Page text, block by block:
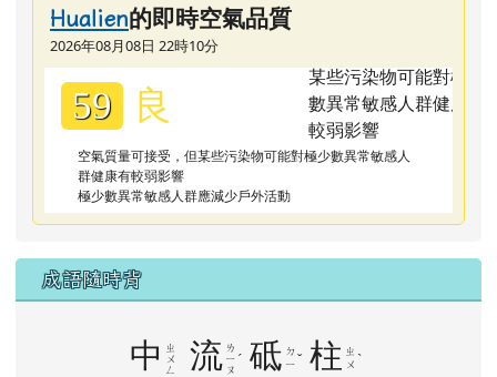
Hualien的即時空氣品質
2026年08月08日 22時10分
59 良
空氣質量可接受，但某些污染物可能對極少數異常敏感人
群健康有較弱影響
極少數異常敏感人群應減少戶外活動
成語隨時背
中
ㄓ
ㄨ
ㄥ
流 ㄌ
ㄧ
ㄡ
ˊ 砥 ㄉ
ㄧˇ 柱 ㄓ
ㄨ ˋ